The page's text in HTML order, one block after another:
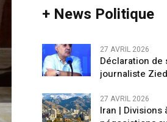
+ News Politique
27 AVRIL 2026
Déclaration de
journaliste
27 AVRIL 2026
Iran | Divisions